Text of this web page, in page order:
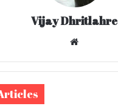
Vijay Dhritlahre
te